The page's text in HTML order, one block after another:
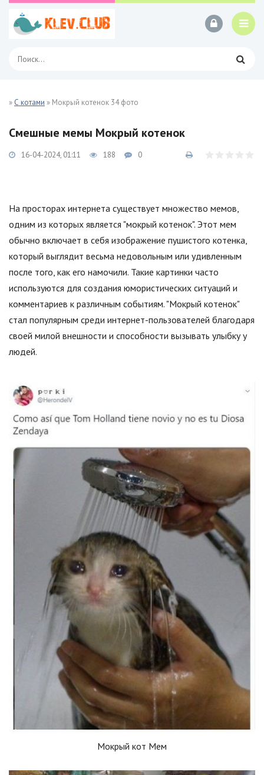
» С котами » Мокрый котенок 34 фото
Смешные мемы Мокрый котенок
16-04-2024, 01:11 188 0
На просторах интернета существует множество мемов,
одним из которых является "мокрый котенок". Этот мем
обычно включает в себя изображение пушистого котенка,
который выглядит весьма недовольным или удивленным
после того, как его намочили. Такие картинки часто
используются для создания юмористических ситуаций и
комментариев к различным событиям. "Мокрый котенок"
стал популярным среди интернет-пользователей благодаря
своей милой внешности и способности вызывать улыбку у
людей.
Мокрый кот Мем